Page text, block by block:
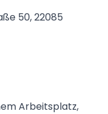
50, 22085
Arbeitsplatz,